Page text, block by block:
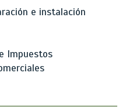
e instalación
Impuestos